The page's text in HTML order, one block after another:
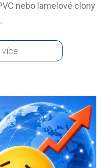
nebo lamelové clony
více